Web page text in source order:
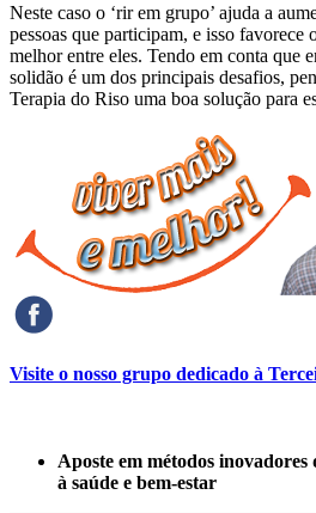
Neste caso o ‘rir em grupo’ ajuda a
pessoas que participam, e isso favorece
melhor entre eles. Tendo em conta que
solidão é um dos principais desafios,
Terapia do Riso uma boa solução para
Visite o nosso grupo dedicado à
Aposte em métodos inovadores
à saúde e bem-estar